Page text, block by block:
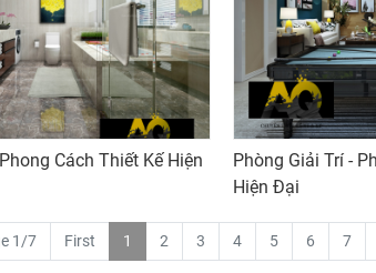
Cách Thiết Kế Hiện
Phòng Giải Trí -
Hiện Đại
1/7 First 1 2 3 4 5 6 7